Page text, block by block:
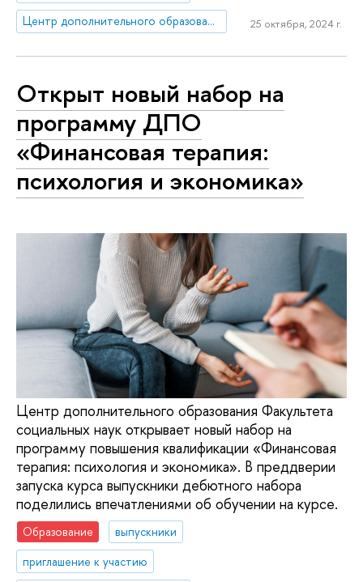
Центр дополнительного образования
25 октября, 2024 г.
Открыт новый набор на
программу ДПО
«Финансовая терапия:
психология и экономика»
Центр дополнительного образования Факультета
социальных наук открывает новый набор на
программу повышения квалификации «Финансовая
терапия: психология и экономика». В преддверии
запуска курса выпускники дебютного набора
поделились впечатлениями об обучении на курсе.
Образование
выпускники
приглашение к участию